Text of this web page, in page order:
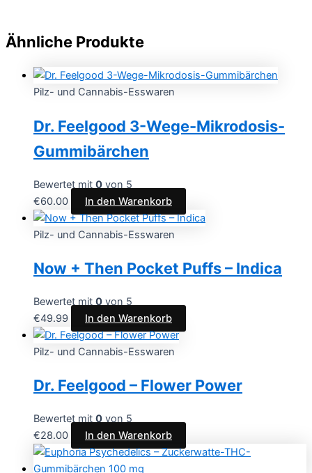
Ähnliche Produkte
Pilz- und Cannabis-Esswaren
Dr. Feelgood 3-Wege-Mikrodosis-
Gummibärchen
Bewertet mit 0 von 5
€60.00 In den Warenkorb
Pilz- und Cannabis-Esswaren
Now + Then Pocket Puffs – Indica
Bewertet mit 0 von 5
€49.99 In den Warenkorb
Pilz- und Cannabis-Esswaren
Dr. Feelgood – Flower Power
Bewertet mit 0 von 5
€28.00 In den Warenkorb